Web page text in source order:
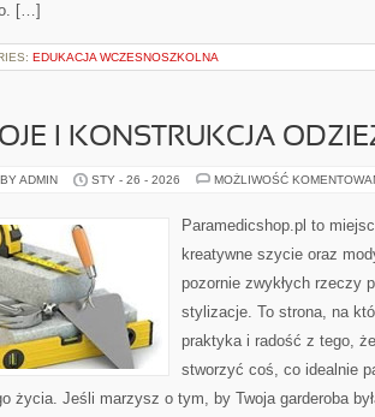
[…]
EDUKACJA WCZESNOSZKOLNA
I KONSTRUKCJA
ADMIN STY - 26 - 2026 MOŻLIWOŚĆ
Paramedicshop.pl to
kreatywne szycie oraz
pozornie zwykłych rzeczy
stylizacje. To strona, na
praktyka i radość z tego,
stworzyć coś, co idealnie
życia. Jeśli marzysz o tym, by Twoja garderoba